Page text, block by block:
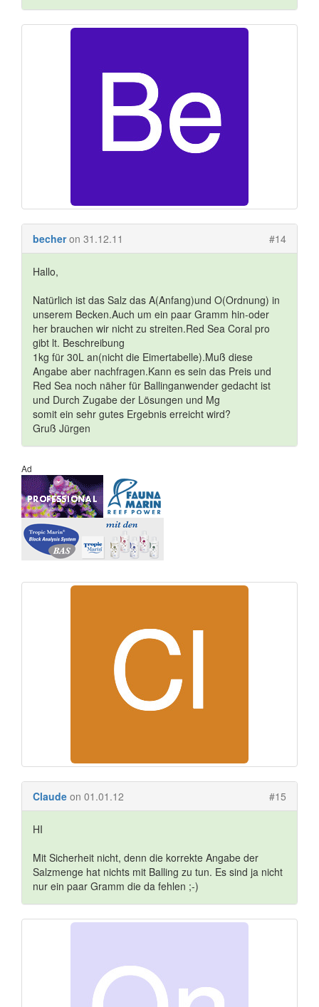
becher on 31.12.11 #14
Hallo,
Natürlich ist das Salz das A(Anfang)und O(Ordnung) in
unserem Becken.Auch um ein paar Gramm hin-oder
her brauchen wir nicht zu streiten.Red Sea Coral pro
gibt lt. Beschreibung
1kg für 30L an(nicht die Eimertabelle).Muß diese
Angabe aber nachfragen.Kann es sein das Preis und
Red Sea noch näher für Ballinganwender gedacht ist
und Durch Zugabe der Lösungen und Mg
somit ein sehr gutes Ergebnis erreicht wird?
Gruß Jürgen
Ad
Claude on 01.01.12 #15
HI
Mit Sicherheit nicht, denn die korrekte Angabe der
Salzmenge hat nichts mit Balling zu tun. Es sind ja nicht
nur ein paar Gramm die da fehlen ;-)